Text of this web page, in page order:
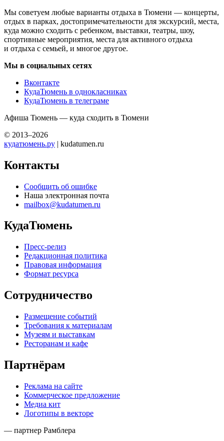
Мы советуем любые варианты отдыха в Тюмени — концерты,
отдых в парках, достопримечательности для экскурсий, места,
куда можно сходить с ребенком, выставки, театры, шоу,
спортивные мероприятия, места для активного отдыха
и отдыха с семьей, и многое другое.
Мы в социальных сетях
Вконтакте
КудаТюмень в однокласниках
КудаТюмень в телеграме
Афиша Тюмень — куда сходить в Тюмени
© 2013–2026
кудатюмень.ру | kudatumen.ru
Контакты
Сообщить об ошибке
Наша электронная почта
mailbox@kudatumen.ru
КудаТюмень
Пресс-релиз
Редакционная политика
Правовая информация
Формат ресурса
Сотрудничество
Размещение событий
Требования к материалам
Музеям и выставкам
Ресторанам и кафе
Партнёрам
Реклама на сайте
Коммерческое предложение
Медиа кит
Логотипы в векторе
— партнер Рамблера